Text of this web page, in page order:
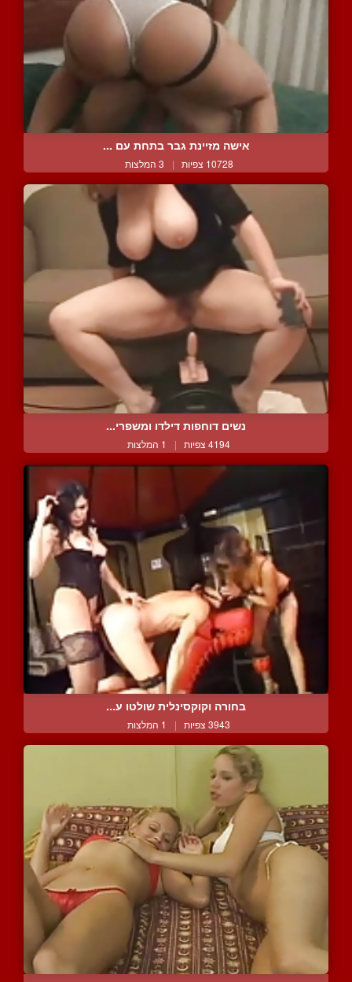
אישה מזיינת גבר בתחת עם ...
10728 צפיות | 3 המלצות
נשים דוחפות דילדו ומשפרי...
4194 צפיות | 1 המלצות
בחורה וקוקסינלית שולטו ע...
3943 צפיות | 1 המלצות